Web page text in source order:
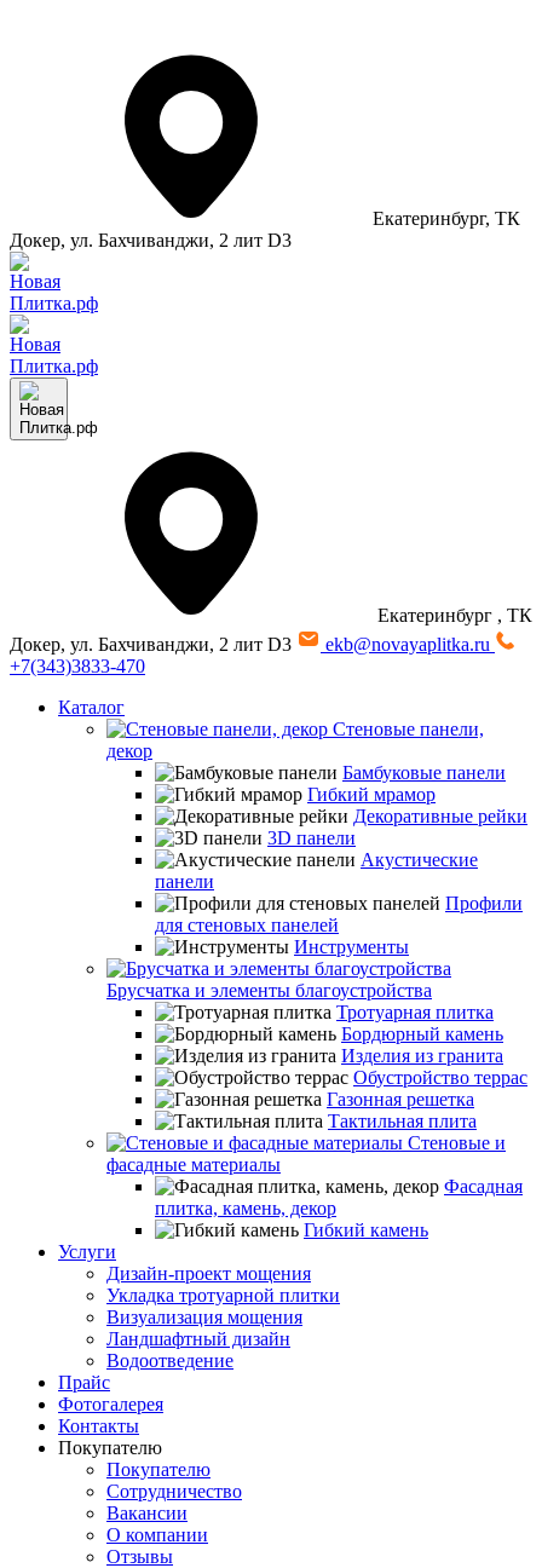
Екатеринбург, ТК
Докер, ул. Бахчиванджи, 2 лит D3
Екатеринбург , ТК
Докер, ул. Бахчиванджи, 2 лит D3
ekb@novayaplitka.ru
+7(343)3833-470
Каталог
Стеновые панели,
декор
Бамбуковые панели
Гибкий мрамор
Декоративные рейки
3D панели
Акустические
панели
Профили
для стеновых панелей
Инструменты
Брусчатка и элементы благоустройства
Тротуарная плитка
Бордюрный камень
Изделия из гранита
Обустройство террас
Газонная решетка
Тактильная плита
Стеновые и
фасадные материалы
Фасадная
плитка, камень, декор
Гибкий камень
Услуги
Дизайн-проект мощения
Укладка тротуарной плитки
Визуализация мощения
Ландшафтный дизайн
Водоотведение
Прайс
Фотогалерея
Контакты
Покупателю
Покупателю
Сотрудничество
Вакансии
О компании
Отзывы